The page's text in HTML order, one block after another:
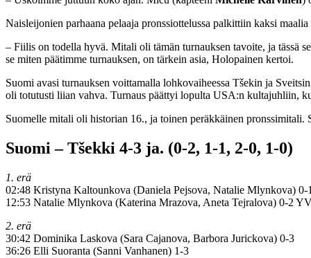
Naisleijonien parhaana pelaaja pronssiottelussa palkittiin kaksi
– Fiilis on todella hyvä. Mitali oli tämän turnauksen tavoite, ja tässä
se miten päätimme turnauksen, on tärkein asia, Holopainen kertoi.
Suomi avasi turnauksen voittamalla lohkovaiheessa Tšekin ja
oli totutusti liian vahva. Turnaus päättyi lopulta USA:n kultajuhliin,
Suomelle mitali oli historian 16., ja toinen peräkkäinen
Suomi – Tšekki 4-3 ja. (0-2, 1-1, 2-0, 1-0)
1. erä
02:48 Kristyna Kaltounkova (Daniela Pejsova, Natalie Mlynkova) 0-
12:53 Natalie Mlynkova (Katerina Mrazova, Aneta Tejralova) 0-2
2. erä
30:42 Dominika Laskova (Sara Cajanova, Barbora Jurickova) 0-3
36:26 Elli Suoranta (Sanni Vanhanen) 1-3